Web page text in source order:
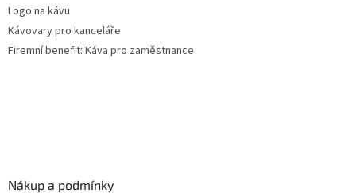
Logo na kávu
Kávovary pro kanceláře
Firemní benefit: Káva pro zaměstnance
Nákup a podmínky